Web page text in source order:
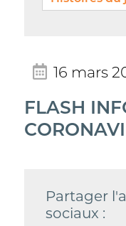
16 mars
FLASH
Partager
sociaux :